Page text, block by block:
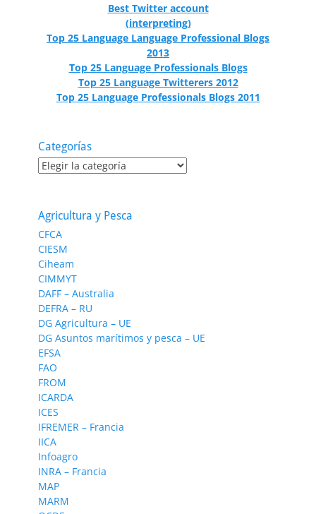
Best Twitter account
(interpreting)
Top 25 Language Language Professional Blogs
2013
Top 25 Language Professionals Blogs
Top 25 Language Twitterers 2012
Top 25 Language Professionals Blogs 2011
Categorías
Categorías
Agricultura y Pesca
CFCA
CIESM
Ciheam
CIMMYT
DAFF – Australia
DEFRA – RU
DG Agricultura – UE
DG Asuntos marítimos y pesca – UE
EFSA
FAO
FROM
ICARDA
ICES
IFREMER – Francia
IICA
Infoagro
INRA – Francia
MAP
MARM